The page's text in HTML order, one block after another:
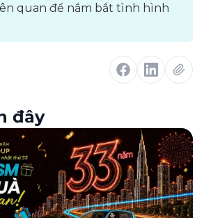
quan để nắm bắt tình hình
đây